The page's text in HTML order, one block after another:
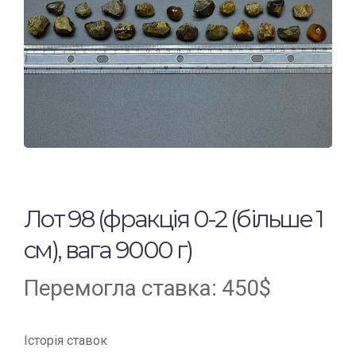
Лот 98 (фракція 0-2 (більше 1
см), вага 9000 г)
Перемогла ставка: 450$
Історія ставок